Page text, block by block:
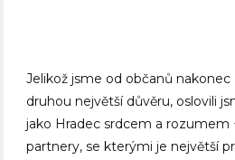
Jelikož jsme od občanů nakonec
druhou největší důvěru, oslovili
jako Hradec srdcem a rozumem
partnery, se kterými je největší